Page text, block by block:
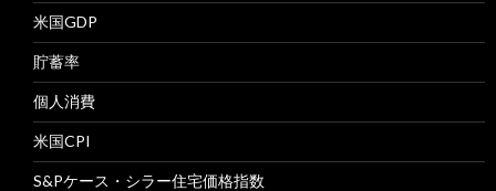
米国GDP
貯蓄率
個人消費
米国CPI
S&Pケース・シラー住宅価格指数